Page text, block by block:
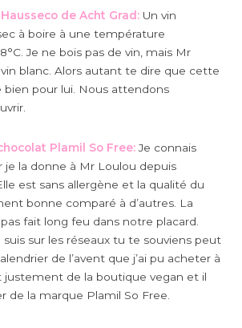
de Acht Grad: Un vin
à boire à une température
Je ne bois pas de vin, mais Mr
blanc. Alors autant te dire que cette
bien pour lui. Nous attendons
Plamil So Free:Je connais
je la donne à Mr Loulou depuis
est sans allergène et la qualité du
bonne comparé à d’autres. La
fait long feu dans notre placard.
suis sur les réseaux tu te souviens peut
de l’avent que j’ai pu acheter à
justement de la boutique vegan et il
de la marque Plamil So Free.